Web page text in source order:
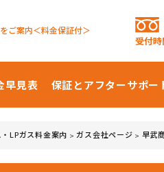
ご案内＜料金保証付＞
受付時
早見表 保証とアフターサポー
LPガス料金案内 >ガス会社ページ > 早武